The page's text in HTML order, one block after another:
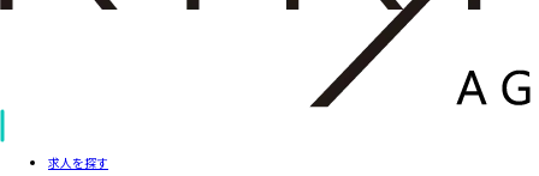
求人を探す